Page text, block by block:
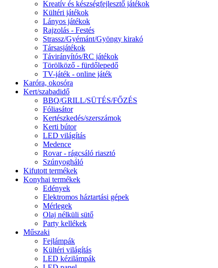
Kreatív és készségfejlesztő játékok
Kültéri játékok
Lányos játékok
Rajzolás - Festés
Strassz/Gyémánt/Gyöngy kirakó
Társasjátékok
Távirányítós/RC játékok
Törölköző - fürdőlepedő
TV-játék - online játék
Karóra, okosóra
Kert/szabadidő
BBQ/GRILL/SÜTÉS/FŐZÉS
Fóliasátor
Kertészkedés/szerszámok
Kerti bútor
LED világítás
Medence
Rovar - rágcsáló riasztó
Szúnyogháló
Kifutott termékek
Konyhai termékek
Edények
Elektromos háztartási gépek
Mérlegek
Olaj nélküli sütő
Party kellékek
Műszaki
Fejlámpák
Kültéri világítás
LED kézilámpák